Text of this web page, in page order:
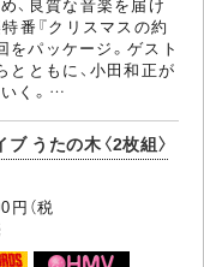
番『クリスマスの約
をパッケージ。ゲスト
とともに、小田和正が
く。…
うたの木〈2枚組〉
（税